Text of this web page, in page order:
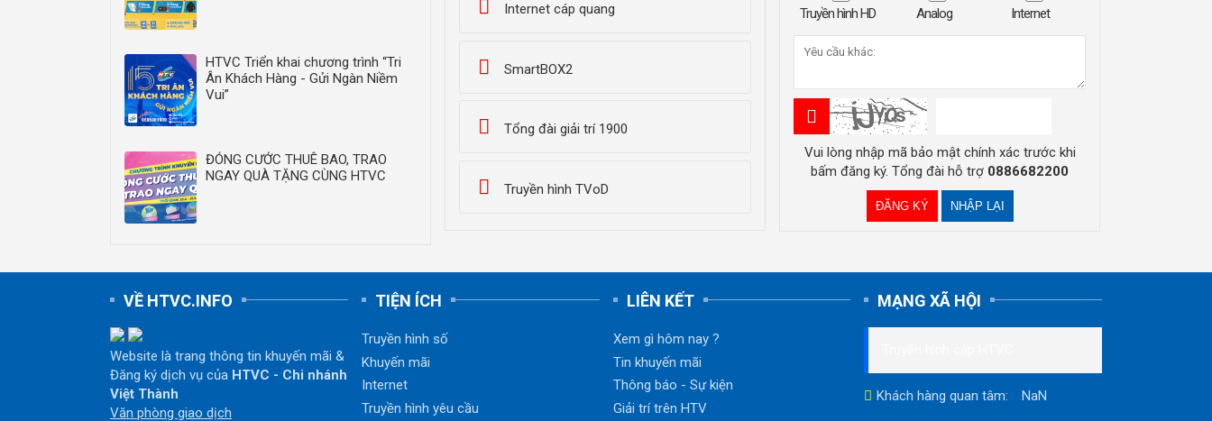
HTVC Triển khai chương trình “Tri
Ân Khách Hàng - Gửi Ngàn Niềm
Vui”
ĐÓNG CƯỚC THUÊ BAO, TRAO
NGAY QUÀ TẶNG CÙNG HTVC
Internet cáp quang
SmartBOX2
Tổng đài giải trí 1900
Truyền hình TVoD
Truyền hình HD Analog Internet
Vui lòng nhập mã bảo mật chính xác trước khi
bấm đăng ký. Tổng đài hỗ trợ 0886682200
VỀ HTVC.INFO
Website là trang thông tin khuyến mãi &
Đăng ký dịch vụ của HTVC - Chi nhánh
Việt Thành
Văn phòng giao dịch
TIỆN ÍCH
Truyền hình số
Khuyến mãi
Internet
Truyền hình yêu cầu
LIÊN KẾT
Xem gì hôm nay ?
Tin khuyến mãi
Thông báo - Sự kiện
Giải trí trên HTV
MẠNG XÃ HỘI
Khách hàng quan tâm: NaN